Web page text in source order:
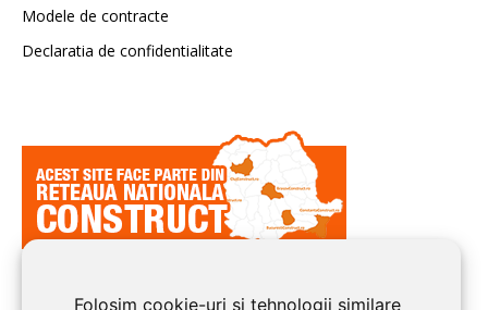
Folosim cookie-uri și tehnologii similare
Modele de contracte
Declaratia de confidentialitate